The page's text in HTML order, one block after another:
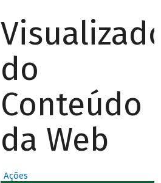
Visualizador
do
Conteúdo
da Web
Ações